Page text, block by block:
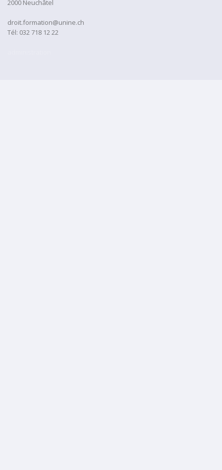
2000 Neuchâtel
droit.formation@unine.ch
Tél: 032 718 12 22